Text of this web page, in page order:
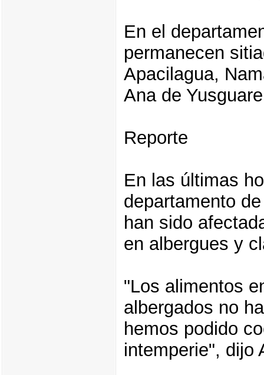
En el
permanecen
Apacilagua,
Ana de
Reporte
En las últimas
departamento
han sido
en albergues y
"Los alimentos
albergados no
hemos podido
intemperie", dijo